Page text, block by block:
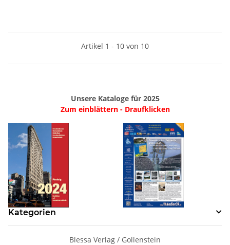
Artikel 1 - 10 von 10
Unsere Kataloge für 2025
Zum einblättern - Draufklicken
Kategorien
Blessa Verlag / Gollenstein